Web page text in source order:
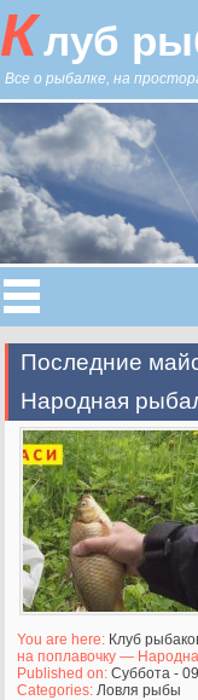
Клуб
Все о рыбалке, на
Последние
Народная
You are here: Клуб
на поплавочку —
Published on:Суббота -
Categories:Ловля рыбы